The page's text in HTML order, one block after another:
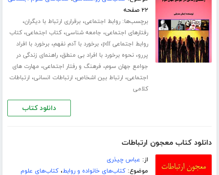
۲۲ صفحه
برچسب‌ها:روابط اجتماعی،برقراری ارتباط با دیگران،
رفتارهای اجتماعی، جامعه شناسی،کتاب اجتماعی،کتاب
روابط اجتماعی pdf
،برخورد با آدم نفهم،برخورد با افراد
پررو،نحوه برخورد با افراد بی منطق،راهنمای زندگی در
جوامع جهان سوم، فرهنگ و رفتار اجتماعی، مهارت های
اجتماعی، ارتباط بین اشخاص، ارتباطات انسانی، ارتباطات
کلامی
دانلود کتاب
دانلود کتاب معجون ارتباطات
از: عباس چیذری
موضوع:کتاب‌های خانواده و روابط،کتاب‌های علوم